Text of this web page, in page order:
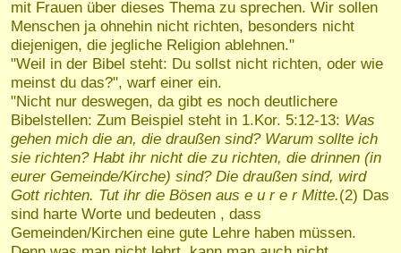
mit Frauen über dieses Thema zu sprechen. Wir sollen
Menschen ja ohnehin nicht richten, besonders nicht
diejenigen, die jegliche Religion ablehnen."
"Weil in der Bibel steht: Du sollst nicht richten, oder wie
meinst du das?", warf einer ein.
"Nicht nur deswegen, da gibt es noch deutlichere
Bibelstellen: Zum Beispiel steht in 1.Kor. 5:12-13: Was
gehen mich die an, die draußen sind? Warum sollte ich
sie richten? Habt ihr nicht die zu richten, die drinnen (in
eurer Gemeinde/Kirche) sind? Die draußen sind, wird
Gott richten. Tut ihr die Bösen aus e u r e r Mitte.(2) Das
sind harte Worte und bedeuten , dass
Gemeinden/Kirchen eine gute Lehre haben müssen.